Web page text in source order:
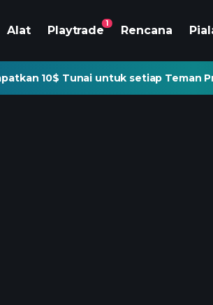
Alat Playtrade
1
Rencana
10$ Tunai untuk setiap Teman